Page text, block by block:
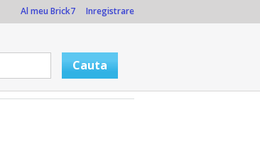
Al meu Brick7 Inregistrare